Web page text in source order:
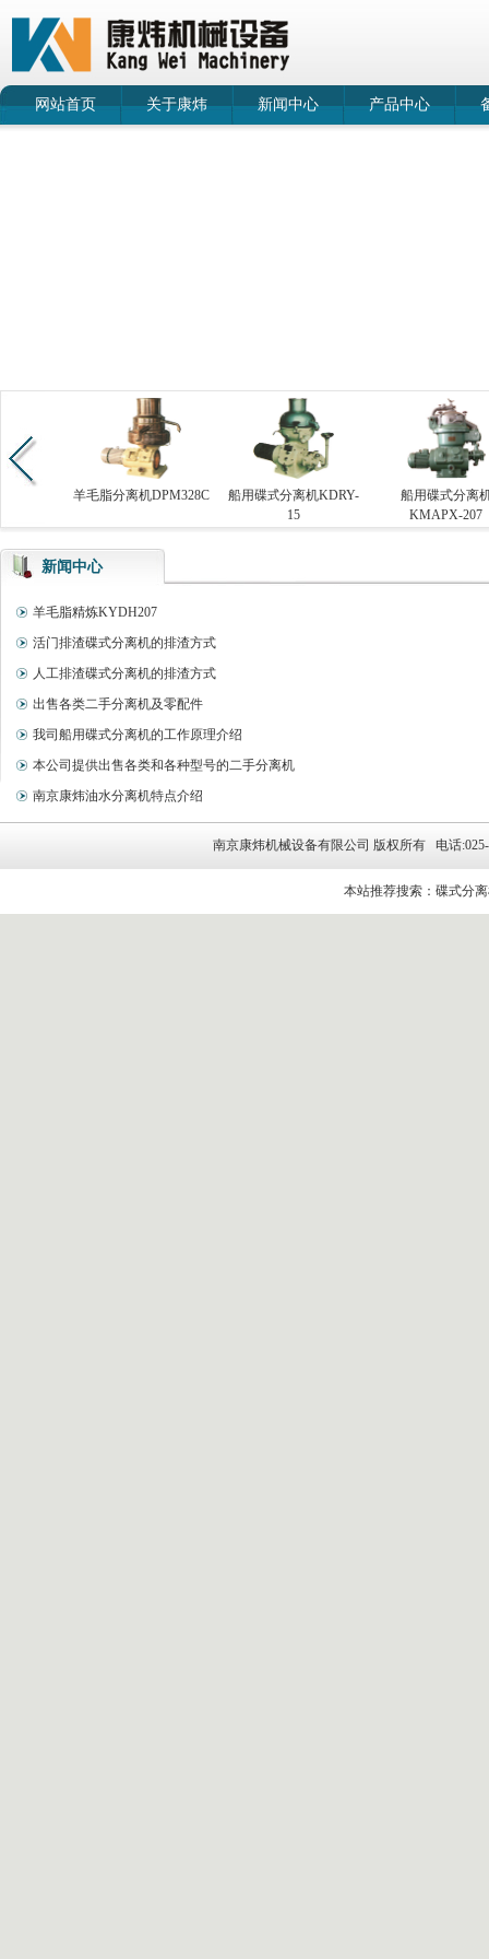
网站首页 关于康炜 新闻中心 产品中心
羊毛脂分离机DPM328C
船用碟式分离机KDRY-
船用碟式分离机
KMAPX-207
新闻中心
羊毛脂精炼KYDH207
活门排渣碟式分离机的排渣方式
人工排渣碟式分离机的排渣方式
出售各类二手分离机及零配件
我司船用碟式分离机的工作原理介绍
本公司提供出售各类和各种型号的二手分离机
南京康炜油水分离机特点介绍
南京康炜机械设备有限公司 版权所有 电话
本站推荐搜索：碟式分